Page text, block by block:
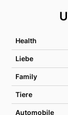
Health
Liebe
Family
Tiere
Automobile